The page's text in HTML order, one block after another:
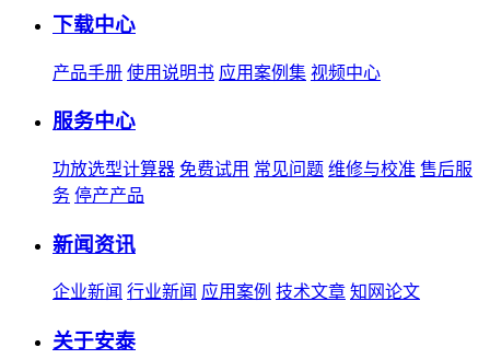
下载中心
产品手册 使用说明书 应用案例集 视频中心
服务中心
功放选型计算器 免费试用 常见问题 维修与校准 售后服
务 停产产品
新闻资讯
企业新闻 行业新闻 应用案例 技术文章 知网论文
关于安泰